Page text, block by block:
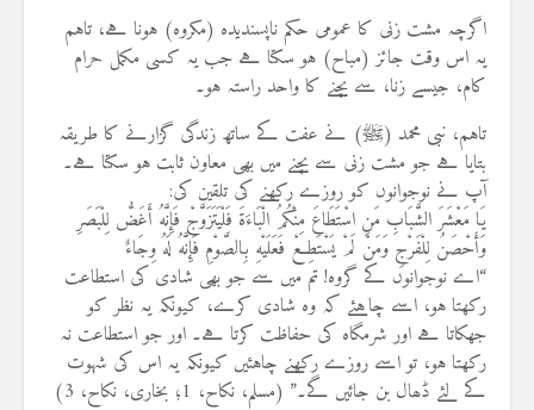
اگرچہ مشت زنی کا عمومی حکم ناپسندیدہ (مکروہ) ہونا ہے، تاہم
یہ اس وقت جائز (مباح) ہو سکتا ہے جب یہ کسی مکمل حرام
کام، جیسے زنا، سے بچنے کا واحد راستہ ہو۔
تاہم، نبی محمد (ﷺ) نے عفت کے ساتھ زندگی گزارنے کا طریقہ
بتایا ہے جو مشت زنی سے بچنے میں بھی معاون ثابت ہو سکتا ہے۔
آپ نے نوجوانوں کو روزے رکھنے کی تلقین کی:
يَا مَعْشَرَ الشَّبَابِ مَنِ اسْتَطَاعَ مِنْكُمُ الْبَاءَةَ فَلْيَتَزَوَّجْ فَإِنَّهُ أَغَضُّ لِلْبَصَرِ
وَأَحْصَنُ لِلْفَرْجِ وَمَنْ لَمْ يَسْتَطِعْ فَعَلَيْهِ بِالصَّوْمِ فَإِنَّهُ لَهُ وِجَاءٌ
“اے نوجوانوں کے گروہ! تم میں سے جو بھی شادی کی استطاعت
رکھتا ہو، اسے چاہئے کہ وہ شادی کرے، کیونکہ یہ نظر کو
جھکاتا ہے اور شرمگاہ کی حفاظت کرتا ہے۔ اور جو استطاعت نہ
رکھتا ہو، تو اسے روزے رکھنے چاہئیں کیونکہ یہ اس کی شہوت
کے لئے ڈھال بن جائیں گے۔” (مسلم، نکاح، 1؛ بخاری، نکاح، 3)